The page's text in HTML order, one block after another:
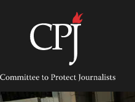
Committee
Protect
Journalists